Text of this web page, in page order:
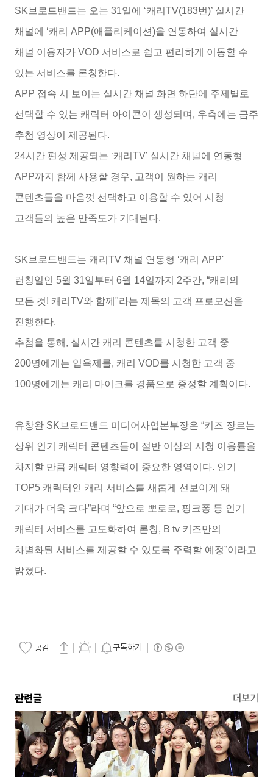
SK브로드밴드는 오는 31일에 ‘캐리TV(183번)’ 실시간
채널에 ‘캐리 APP(애플리케이션)을 연동하여 실시간
채널 이용자가 VOD 서비스로 쉽고 편리하게 이동할 수
있는 서비스를 론칭한다.
APP 접속 시 보이는 실시간 채널 화면 하단에 주제별로
선택할 수 있는 캐릭터 아이콘이 생성되며, 우측에는 금주
추천 영상이 제공된다.
24시간 편성 제공되는 ‘캐리TV’ 실시간 채널에 연동형
APP까지 함께 사용할 경우, 고객이 원하는 캐리
콘텐츠들을 마음껏 선택하고 이용할 수 있어 시청
고객들의 높은 만족도가 기대된다.
SK브로드밴드는 캐리TV 채널 연동형 ‘캐리 APP'
런칭일인 5월 31일부터 6월 14일까지 2주간, “캐리의
모든 것! 캐리TV와 함께"라는 제목의 고객 프로모션을
진행한다.
추첨을 통해, 실시간 캐리 콘텐츠를 시청한 고객 중
200명에게는 입욕제를, 캐리 VOD를 시청한 고객 중
100명에게는 캐리 마이크를 경품으로 증정할 계획이다.
유창완 SK브로드밴드 미디어사업본부장은 “키즈 장르는
상위 인기 캐릭터 콘텐츠들이 절반 이상의 시청 이용률을
차지할 만큼 캐릭터 영향력이 중요한 영역이다. 인기
TOP5 캐릭터인 캐리 서비스를 새롭게 선보이게 돼
기대가 더욱 크다”라며 “앞으로 뽀로로, 핑크퐁 등 인기
캐릭터 서비스를 고도화하여 론칭, B tv 키즈만의
차별화된 서비스를 제공할 수 있도록 주력할 예정”이라고
밝혔다.
공감 구독하기
관련글 더보기